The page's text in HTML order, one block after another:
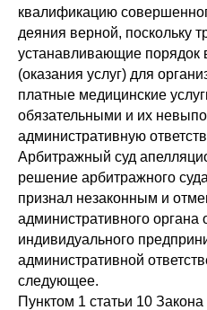
квалификацию
деяния верной, поскольку
устанавливающие порядок
(оказания услуг) для
платные медицинские
обязательными и их
административную
Арбитражный суд
решение арбитражного
признал незаконным и
административного органа
индивидуального
административной
следующее.
Пунктом 1 статьи 10